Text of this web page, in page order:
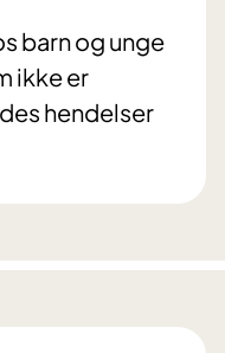
barn og unge
ikke er
hendelser